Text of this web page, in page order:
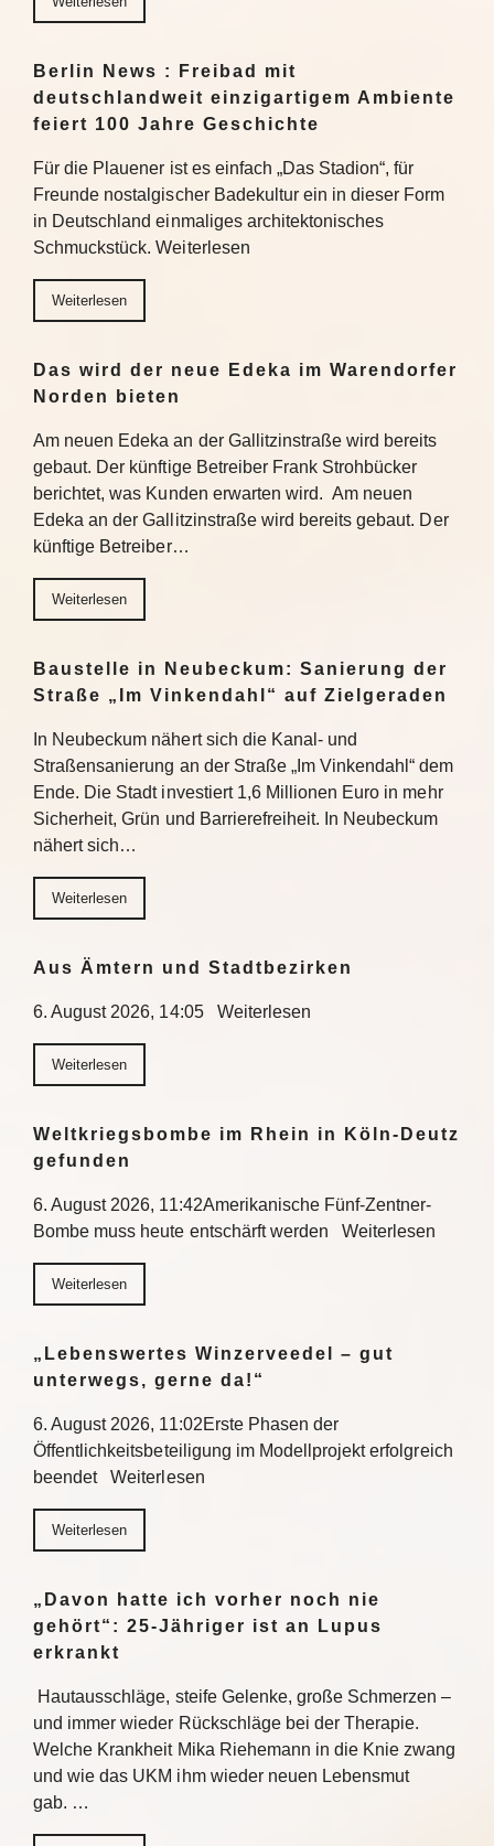
Berlin News : Freibad mit
deutschlandweit einzigartigem Ambiente
feiert 100 Jahre Geschichte
Für die Plauener ist es einfach „Das Stadion“, für
Freunde nostalgischer Badekultur ein in dieser Form
in Deutschland einmaliges architektonisches
Schmuckstück. Weiterlesen
Weiterlesen
Das wird der neue Edeka im Warendorfer
Norden bieten
Am neuen Edeka an der Gallitzinstraße wird bereits
gebaut. Der künftige Betreiber Frank Strohbücker
berichtet, was Kunden erwarten wird. Am neuen
Edeka an der Gallitzinstraße wird bereits gebaut. Der
künftige Betreiber…
Weiterlesen
Baustelle in Neubeckum: Sanierung der
Straße „Im Vinkendahl“ auf Zielgeraden
In Neubeckum nähert sich die Kanal- und
Straßensanierung an der Straße „Im Vinkendahl“ dem
Ende. Die Stadt investiert 1,6 Millionen Euro in mehr
Sicherheit, Grün und Barrierefreiheit. In Neubeckum
nähert sich…
Weiterlesen
Aus Ämtern und Stadtbezirken
6. August 2026, 14:05 Weiterlesen
Weiterlesen
Weltkriegsbombe im Rhein in Köln-Deutz
gefunden
6. August 2026, 11:42Amerikanische Fünf-Zentner-
Bombe muss heute entschärft werden Weiterlesen
Weiterlesen
„Lebenswertes Winzerveedel – gut
unterwegs, gerne da!“
6. August 2026, 11:02Erste Phasen der
Öffentlichkeitsbeteiligung im Modellprojekt erfolgreich
beendet Weiterlesen
Weiterlesen
„Davon hatte ich vorher noch nie
gehört“: 25-Jähriger ist an Lupus
erkrankt
Hautausschläge, steife Gelenke, große Schmerzen –
und immer wieder Rückschläge bei der Therapie.
Welche Krankheit Mika Riehemann in die Knie zwang
und wie das UKM ihm wieder neuen Lebensmut
gab. …